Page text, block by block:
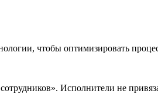
чтобы оптимизировать
Исполнители не